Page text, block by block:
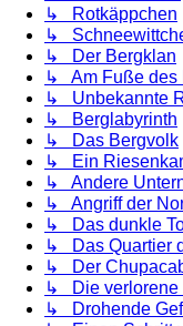
↳ Rotkäppchen
↳
↳ Der Bergklan
↳ Am Fuße des
↳ Unbekannte
↳ Berglabyrinth
↳ Das Bergvolk
↳ Ein
↳ Andere
↳ Angriff der
↳ Das dunkle
↳ Das Quartier
↳ Der
↳ Die verlorene
↳ Drohende